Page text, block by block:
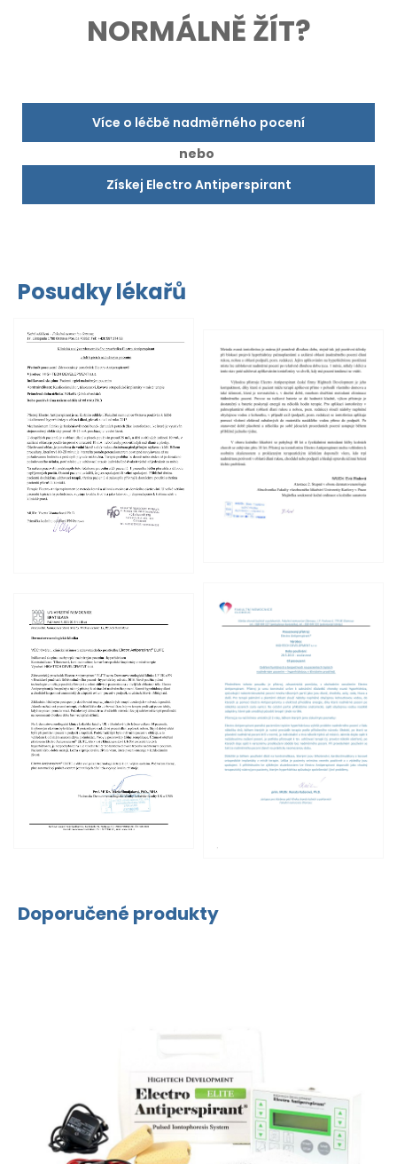
NORMÁLNĚ ŽÍT?
Více o léčbě nadměrného pocení
nebo
Získej Electro Antiperspirant
Posudky lékařů
Doporučené produkty